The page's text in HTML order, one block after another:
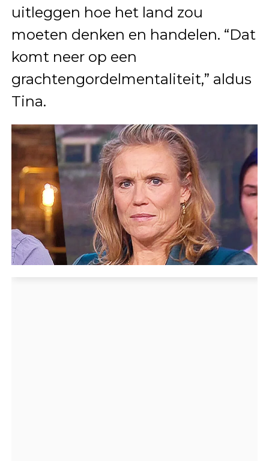
uitleggen hoe het land zou
moeten denken en handelen. “Dat
komt neer op een
grachtengordelmentaliteit,” aldus
Tina.